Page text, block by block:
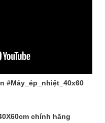
#Máy_ép_nhiệt_40x60
chính hãng